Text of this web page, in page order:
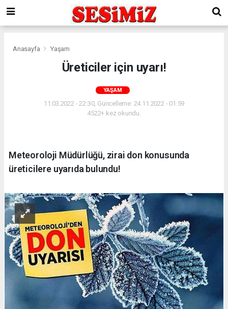
Anasayfa Yaşam
Üreticiler için uyarı!
YAŞAM
11.03.2022 - 22:30, Güncelleme: 24.11.2022 - 01:59
4522+ kez okundu.
Meteoroloji Müdürlüğü, zirai don konusunda
üreticilere uyarıda bulundu!